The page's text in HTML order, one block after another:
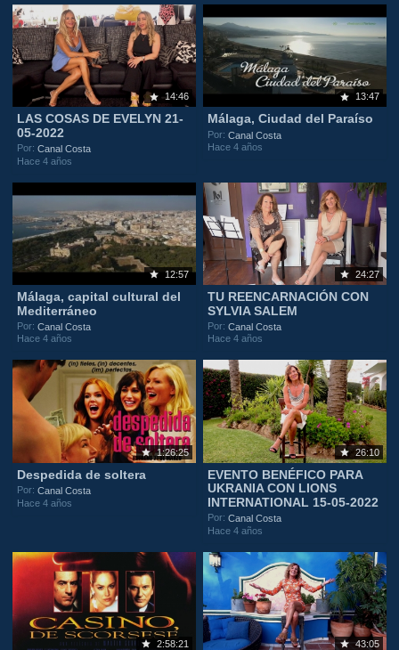
14:46
LAS COSAS DE EVELYN 21-
05-2022
Por:Canal Costa
Hace 4 años
13:47
Málaga, Ciudad del Paraíso
Por:Canal Costa
Hace 4 años
12:57
Málaga, capital cultural del
Mediterráneo
Por:Canal Costa
Hace 4 años
24:27
TU REENCARNACIÓN CON
SYLVIA SALEM
Por:Canal Costa
Hace 4 años
1:26:25
Despedida de soltera
Por:Canal Costa
Hace 4 años
26:10
EVENTO BENÉFICO PARA
UKRANIA CON LIONS
INTERNATIONAL 15-05-2022
Por:Canal Costa
Hace 4 años
2:58:21 43:05